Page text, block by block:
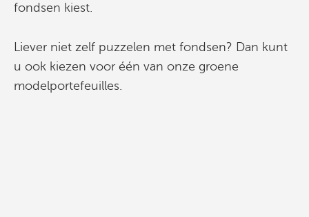
fondsen kiest.
Liever niet zelf puzzelen met fondsen? Dan kunt
u ook kiezen voor één van onze groene
modelportefeuilles.